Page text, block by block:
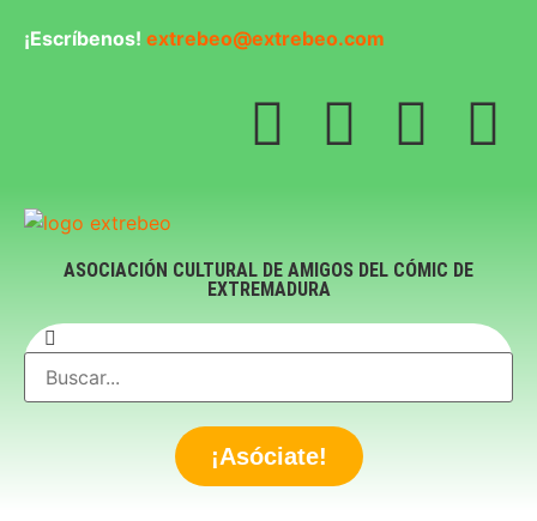
¡Escríbenos! extrebeo@extrebeo.com
ASOCIACIÓN CULTURAL DE AMIGOS DEL CÓMIC DE
EXTREMADURA
¡Asóciate!